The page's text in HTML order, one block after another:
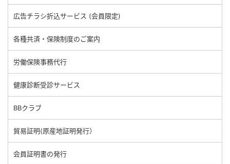
広告チラシ折込サービス (会員限定)
各種共済・保険制度のご案内
労働保険事務代行
健康診断受診サービス
BBクラブ
貿易証明(原産地証明発行）
会員証明書の発行